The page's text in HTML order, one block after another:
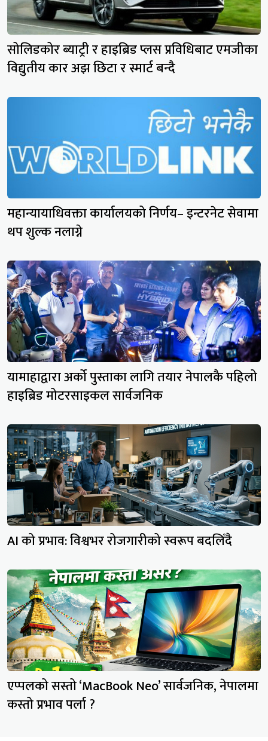
सोलिडकोर ब्याट्री र हाइब्रिड प्लस प्रविधिबाट एमजीका
विद्युतीय कार अझ छिटा र स्मार्ट बन्दै
महान्यायाधिवक्ता कार्यालयको निर्णय– इन्टरनेट सेवामा
थप शुल्क नलाग्ने
यामाहाद्वारा अर्को पुस्ताका लागि तयार नेपालकै पहिलो
हाइब्रिड मोटरसाइकल सार्वजनिक
AI को प्रभाव: विश्वभर रोजगारीको स्वरूप बदलिँदै
एप्पलको सस्तो ‘MacBook Neo’ सार्वजनिक, नेपालमा
कस्तो प्रभाव पर्ला ?